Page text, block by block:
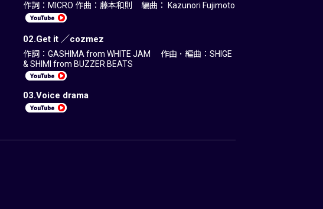
作詞：MICRO 作曲：藤本和則 編曲： Kazunori Fujimoto
02.Get it ／cozmez
作詞：GASHIMA from WHITE JAM 作曲 ･ 編曲：SHIGE
& SHIMI from BUZZER BEATS
03.Voice drama